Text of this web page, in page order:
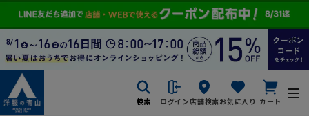
検索 ログイン店舗検索お気に入り カート